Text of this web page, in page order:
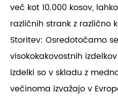
več kot 10.000 kosov,
različnih strank z različno
Storitev: Osredotočamo
visokokakovostnih
izdelki so v skladu z
večinoma izvažajo v